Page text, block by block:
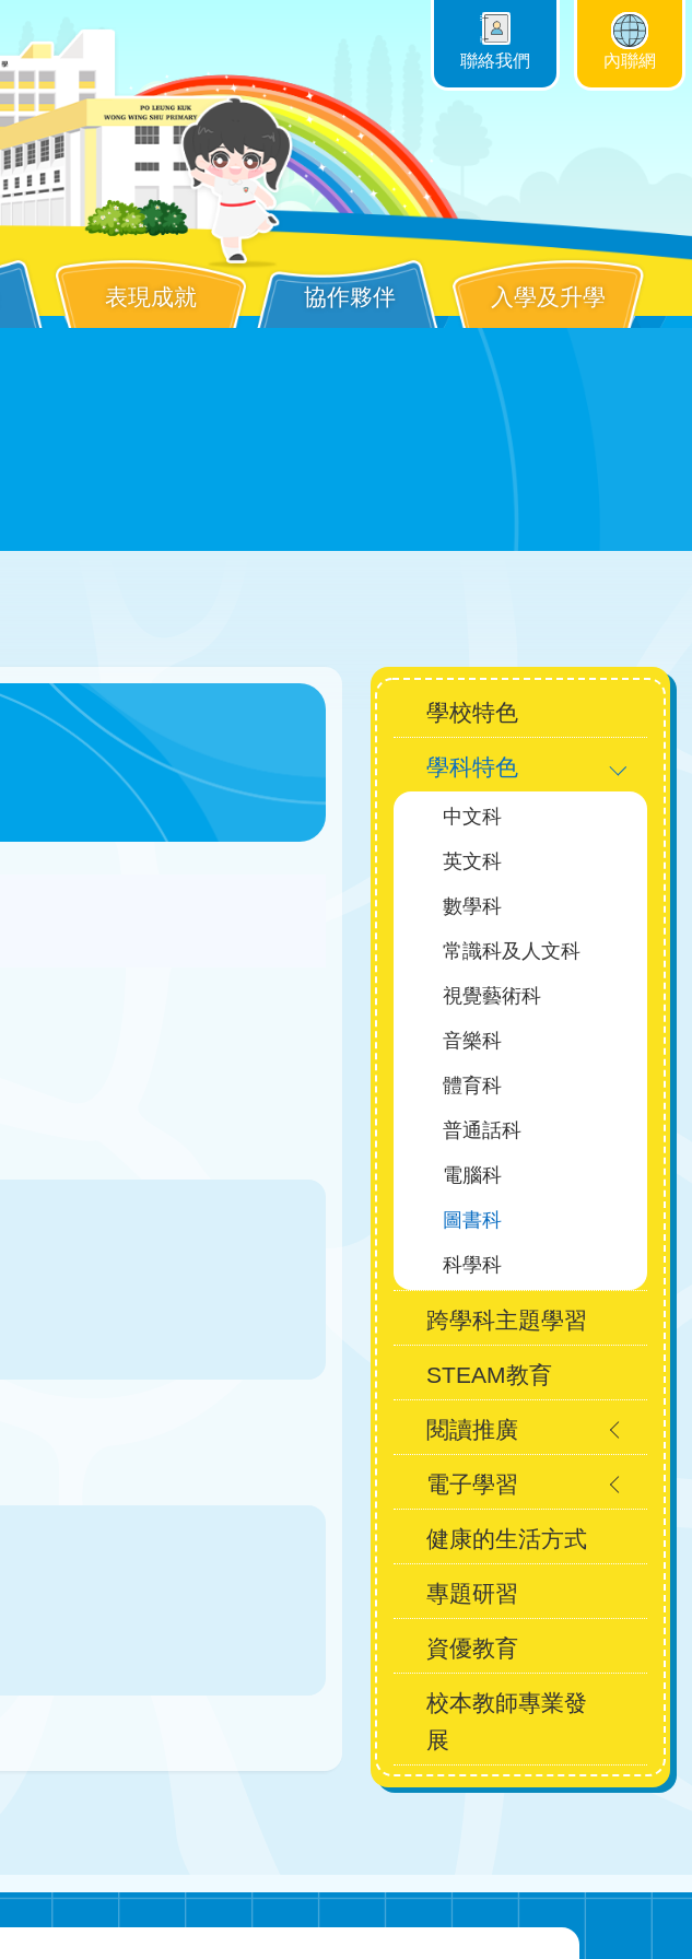
聯絡我們 內聯網
表現成就 協作夥伴 入學及升學
Main
navigation
學校特色
學科特色
中文科
英文科
數學科
常識科及人文科
視覺藝術科
音樂科
體育科
普通話科
電腦科
圖書科
科學科
跨學科主題學習
STEAM教育
閱讀推廣
電子學習
健康的生活方式
專題研習
資優教育
校本教師專業發
展